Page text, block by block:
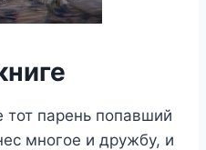
парень попавший
многое и дружбу, и